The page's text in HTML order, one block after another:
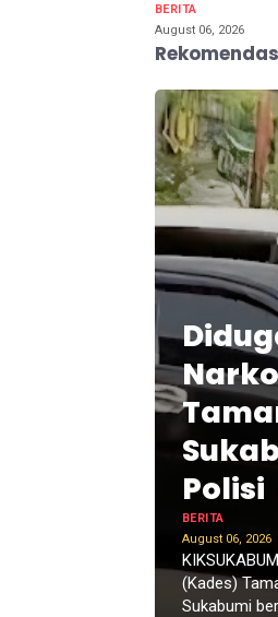
BERITA
August 06, 2026
Polisi
BERITA
August 06, 2026
(Kades)
Sukabumi